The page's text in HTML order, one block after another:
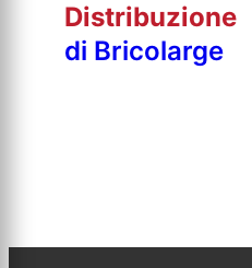
Distribuzione
di Bricolarge